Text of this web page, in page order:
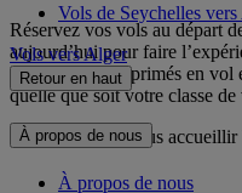
Réservez vos vols au départ
aujourd’hui pour faire
divertissements primés en vol
quelle que soit votre classe de
Nous espérons vous
Vols de Seychelles
Vols vers Alger
Retour en haut
À propos de nous
À propos de nous